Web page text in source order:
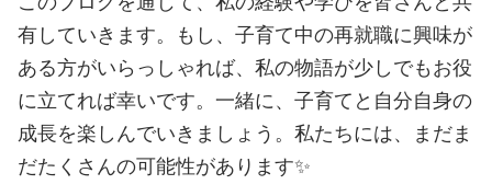
有していきます。もし、子育て中の再就職に興味が
ある方がいらっしゃれば、私の物語が少しでもお役
に立てれば幸いです。一緒に、子育てと自分自身の
成長を楽しんでいきましょう。私たちには、まだま
だたくさんの可能性があります✨